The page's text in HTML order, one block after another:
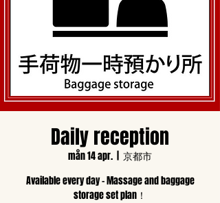
Daily reception
mån 14 apr.
京都市
Available every day - Massage and baggage
storage set plan！